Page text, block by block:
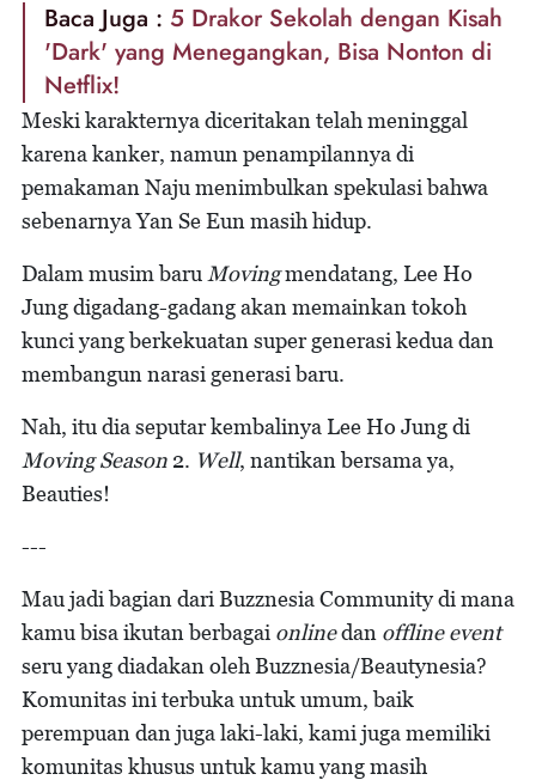
Baca Juga : 5 Drakor Sekolah dengan Kisah
'Dark' yang Menegangkan, Bisa Nonton di
Netflix!
Meski karakternya diceritakan telah meninggal
karena kanker, namun penampilannya di
pemakaman Naju menimbulkan spekulasi bahwa
sebenarnya Yan Se Eun masih hidup.
Dalam musim baru Movingmendatang, Lee Ho
Jung digadang-gadang akan memainkan tokoh
kunci yang berkekuatan super generasi kedua dan
membangun narasi generasi baru.
Nah, itu dia seputar kembalinya Lee Ho Jung di
Moving Season 2. Well, nantikan bersama ya,
Beauties!
---
Mau jadi bagian dari Buzznesia Community di mana
kamu bisa ikutan berbagai onlinedan offline event
seru yang diadakan oleh Buzznesia/Beautynesia?
Komunitas ini terbuka untuk umum, baik
perempuan dan juga laki-laki, kami juga memiliki
komunitas khusus untuk kamu yang masih